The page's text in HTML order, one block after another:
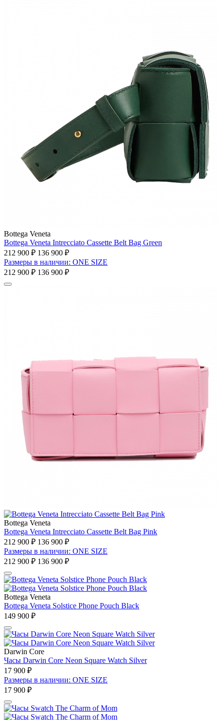
Bottega Veneta
Bottega Veneta Intrecciato Cassette Belt Bag Green
212 900 ₽ 136 900 ₽
Размеры в наличии: ONE SIZE
212 900 ₽ 136 900 ₽
Bottega Veneta
Bottega Veneta Intrecciato Cassette Belt Bag Pink
212 900 ₽ 136 900 ₽
Размеры в наличии: ONE SIZE
212 900 ₽ 136 900 ₽
Bottega Veneta
Bottega Veneta Solstice Phone Pouch Black
149 900 ₽
Darwin Core
Часы Darwin Core Neon Square Watch Silver
17 900 ₽
Размеры в наличии: ONE SIZE
17 900 ₽